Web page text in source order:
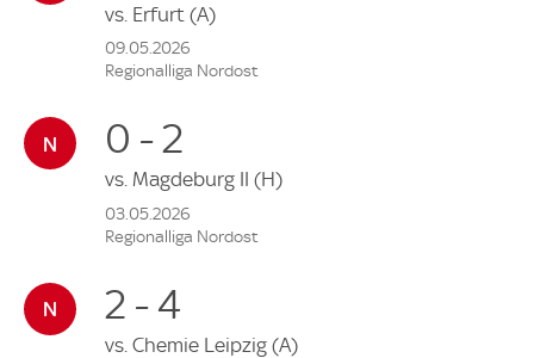
vs. Erfurt (A)
09.05.2026
Regionalliga Nordost
0 - 2
vs. Magdeburg II (H)
03.05.2026
Regionalliga Nordost
2 - 4
vs. Chemie Leipzig (A)